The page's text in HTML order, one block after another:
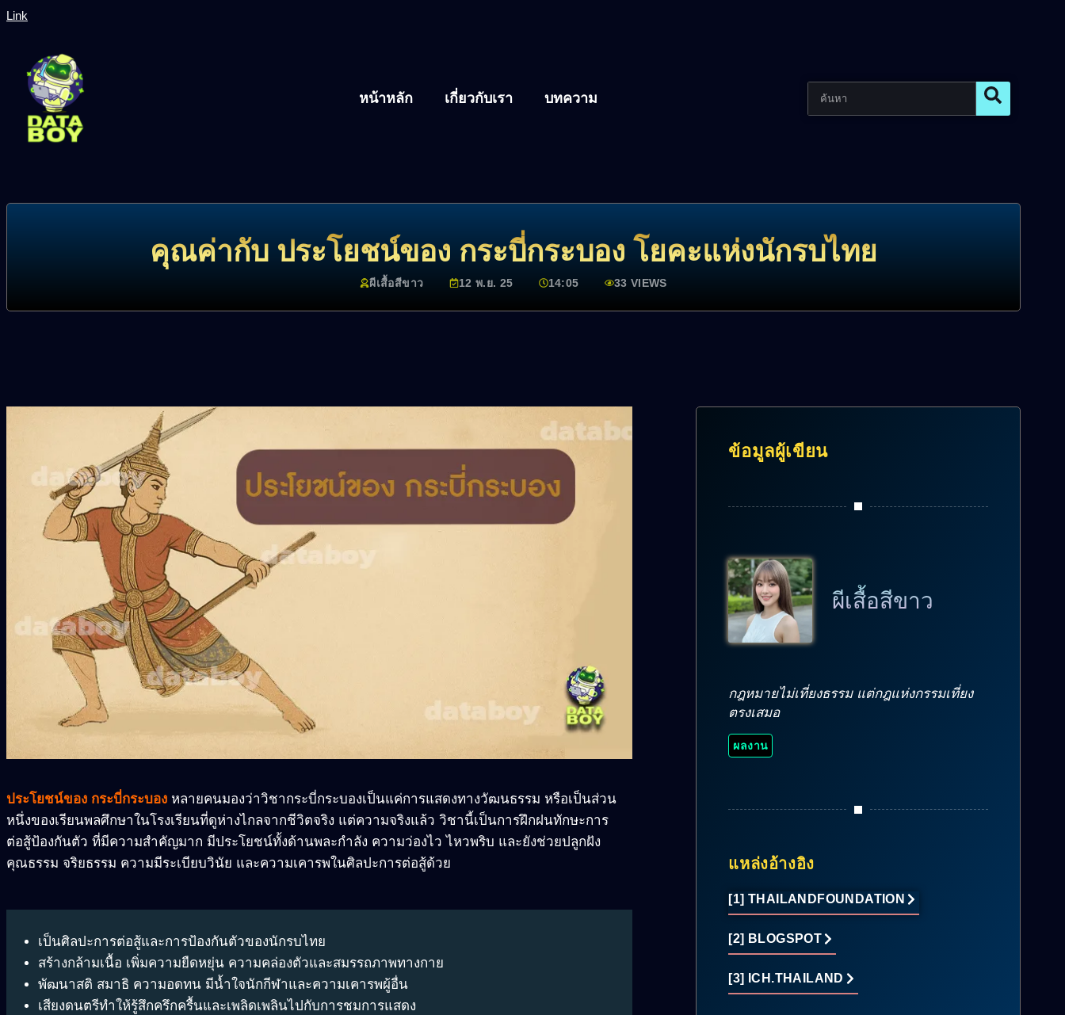
Link
หน้าหลัก เกี่ยวกับเรา บทความ
คุณค่ากับ ประโยชน์ของ กระบี่กระบอง โยคะแห่งนักรบไทย
ผีเสื้อสีขาว 12 พ.ย. 25 14:05 33 VIEWS
ประโยชน์ของ กระบี่กระบอง หลายคนมองว่าวิชากระบี่กระบองเป็นแค่การแสดงทางวัฒนธรรม หรือเป็นส่วน
หนึ่งของเรียนพลศึกษาในโรงเรียนที่ดูห่างไกลจากชีวิตจริง แต่ความจริงแล้ว วิชานี้เป็นการฝึกฝนทักษะการ
ต่อสู้ป้องกันตัว ที่มีความสำคัญมาก มีประโยชน์ทั้งด้านพละกำลัง ความว่องไว ไหวพริบ และยังช่วยปลูกฝัง
คุณธรรม จริยธรรม ความมีระเบียบวินัย และความเคารพในศิลปะการต่อสู้ด้วย
เป็นศิลปะการต่อสู้และการป้องกันตัวของนักรบไทย
สร้างกล้ามเนื้อ เพิ่มความยืดหยุ่น ความคล่องตัวและสมรรถภาพทางกาย
พัฒนาสติ สมาธิ ความอดทน มีน้ำใจนักกีฬาและความเคารพผู้อื่น
เสียงดนตรีทำให้รู้สึกครึกครื้นและเพลิดเพลินไปกับการชมการแสดง
ข้อมูลผู้เขียน
ผีเสื้อสีขาว
กฎหมายไม่เที่ยงธรรม แต่กฎแห่งกรรมเที่ยง
ตรงเสมอ
ผลงาน
แหล่งอ้างอิง
[1] THAILANDFOUNDATION
[2] BLOGSPOT
[3] ICH.THAILAND